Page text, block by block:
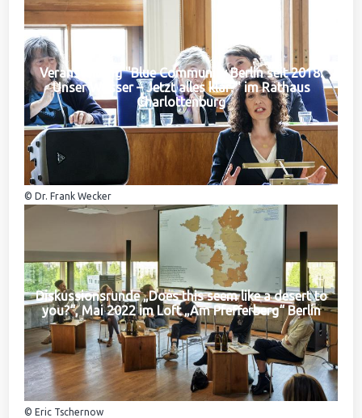
Veranstaltung "Blue Community Berlin seit 2018:
Unser Wasser – Jetzt alles klar?" im Rathaus
Charlottenburg
© Dr. Frank Wecker
Diskussionsrunde „Does this seem like a desert to
you?“, Mai 2022 im Loft „Am Pfefferberg“ Berlin
© Eric Tschernow